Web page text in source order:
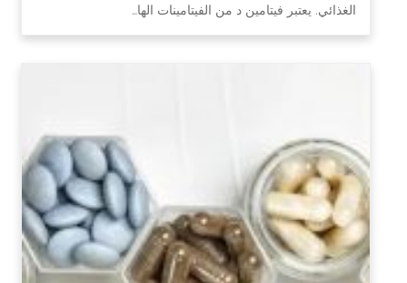
الغذائي. يعتبر فيتامين د من الفيتامينات الها…